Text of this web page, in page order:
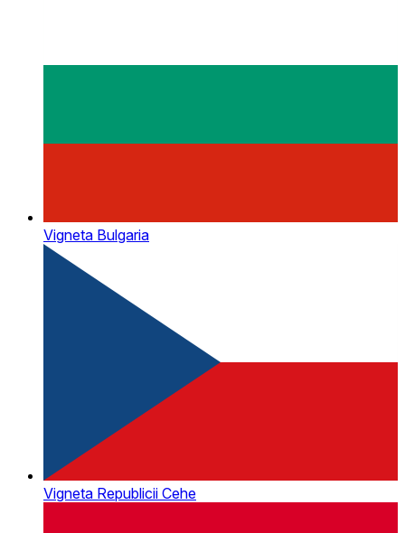
Vigneta Bulgaria
Vigneta Republicii Cehe